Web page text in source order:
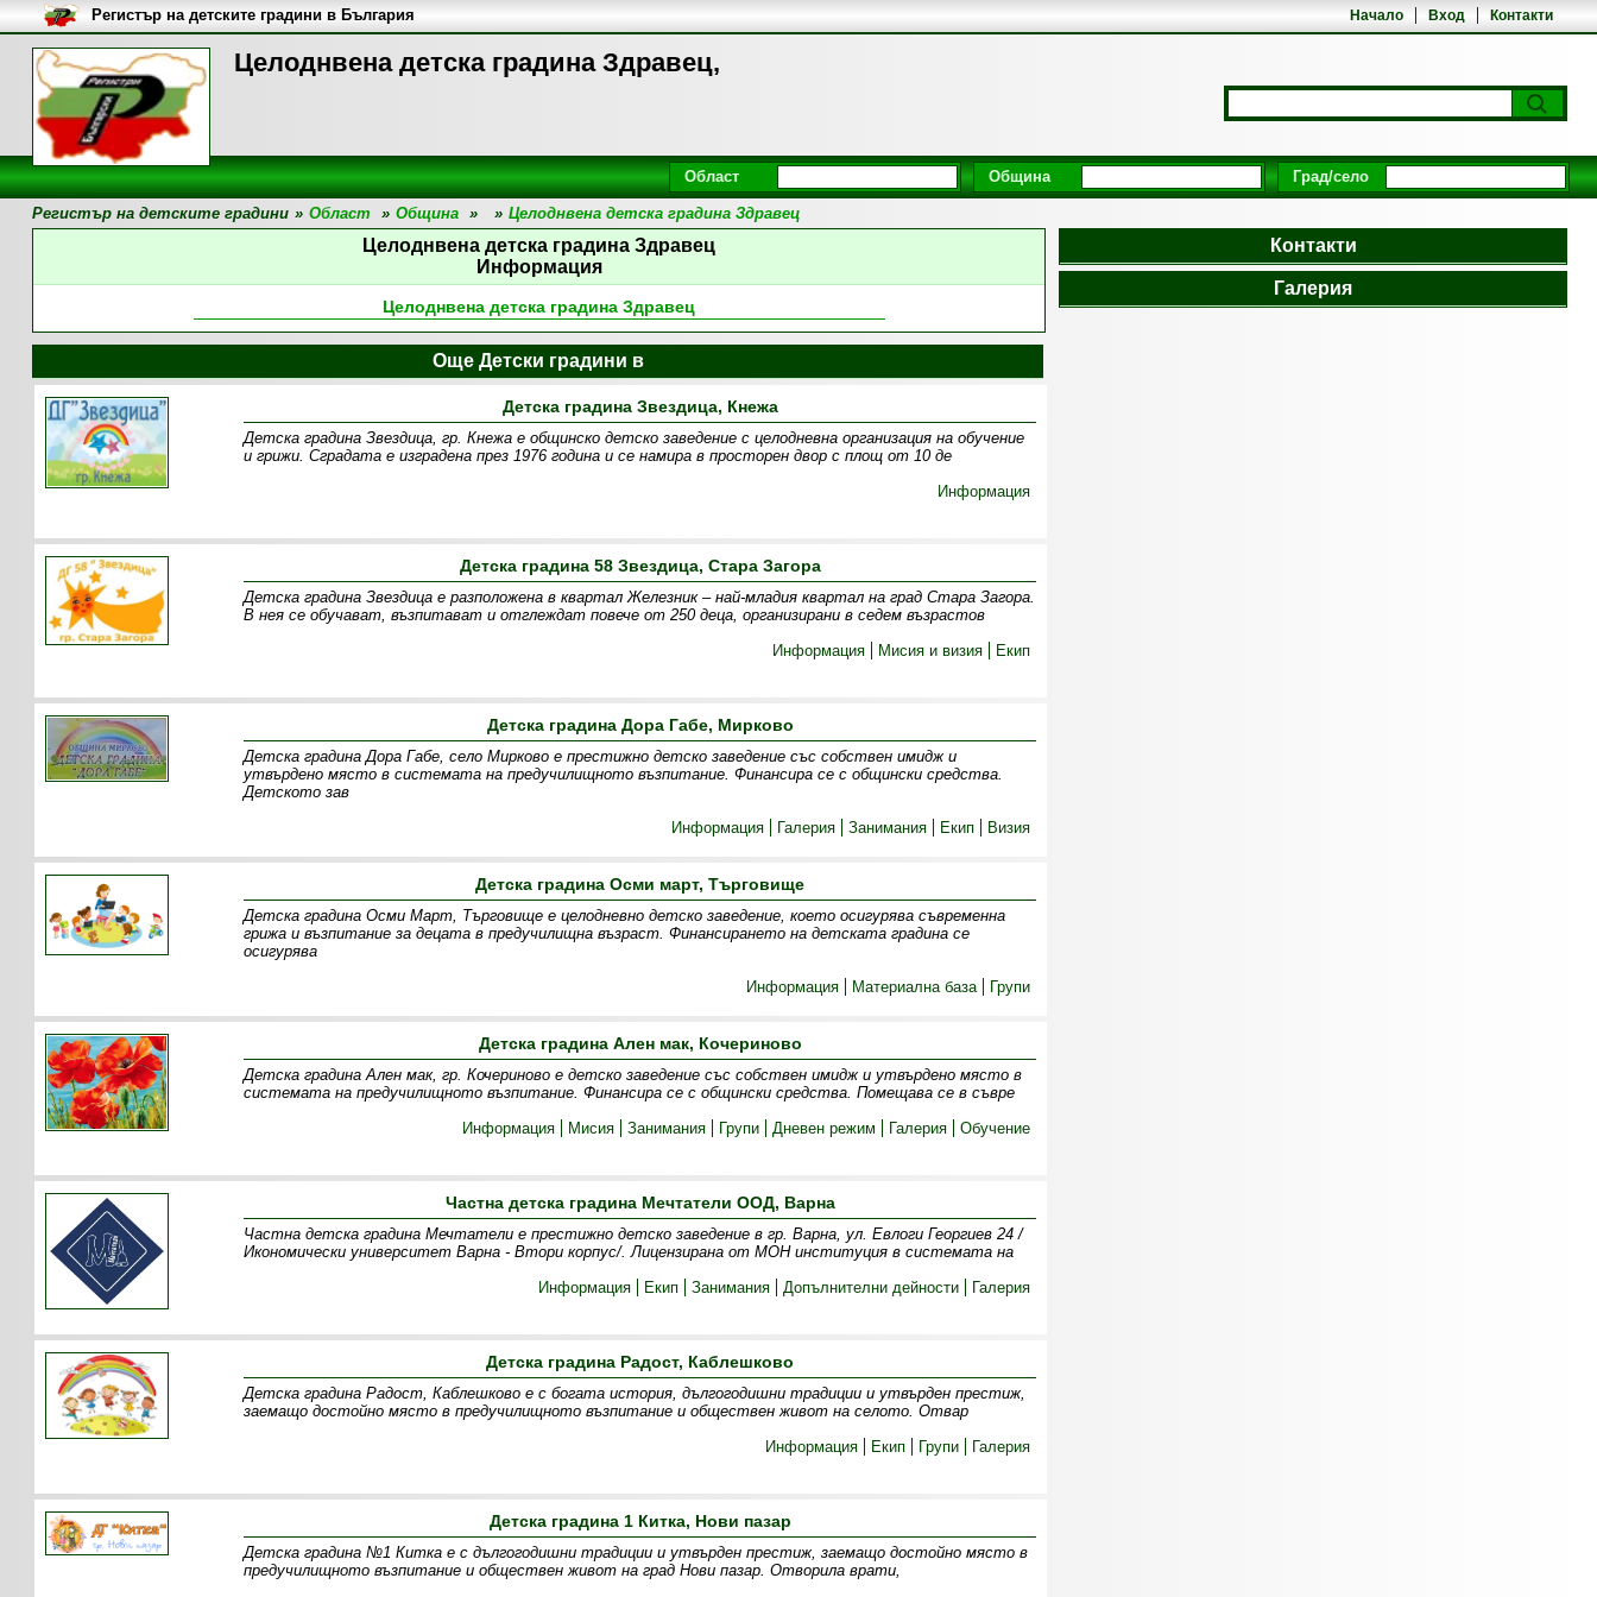
Целоднвена детска градина Здравец,
Начало Вход Контакти
Регистър на детските градини в България
Област Община Град/село
Регистър на детските градини » Област » Община » » Целоднвена детска градина Здравец
Целоднвена детска градина Здравец
Информация
Целоднвена детска градина Здравец
Контакти
Галерия
Още Детски градини в
Детска градина Звездица, Кнежа
Детска градина Звездица, гр. Кнежа е общинско детско заведение с целодневна организация на обучение
и грижи. Сградата е изградена през 1976 година и се намира в просторен двор с площ от 10 де
Информация
Детска градина 58 Звездица, Стара Загора
Детска градина Звездица е разположена в квартал Железник – най-младия квартал на град Стара Загора.
В нея се обучават, възпитават и отглеждат повече от 250 деца, организирани в седем възрастов
Информация
Мисия и визия Екип
Детска градина Дора Габе, Мирково
Детска градина Дора Габе, село Мирково е престижно детско заведение със собствен имидж и
утвърдено място в системата на предучилищното възпитание. Финансира се с общински средства.
Детското зав
Информация
Галерия Занимания Екип Визия
Детска градина Осми март, Търговище
Детска градина Осми Март, Търговище е целодневно детско заведение, което осигурява съвременна
грижа и възпитание за децата в предучилищна възраст. Финансирането на детската градина се
осигурява
Информация
Материална база Групи
Детска градина Ален мак, Кочериново
Детска градина Ален мак, гр. Кочериново е детско заведение със собствен имидж и утвърдено място в
системата на предучилищното възпитание. Финансира се с общински средства. Помещава се в съвре
Информация
Мисия Занимания Групи Дневен режим Галерия Обучение
Частна детска градина Мечтатели ООД, Варна
Частна детска градина Мечтатели е престижно детско заведение в гр. Варна, ул. Евлоги Георгиев 24 /
Икономически университет Варна - Втори корпус/. Лицензирана от МОН институция в системата на
Информация
Екип Занимания Допълнителни дейности Галерия
Детска градина Радост, Каблешково
Детска градина Радост, Каблешково е с богата история, дългогодишни традиции и утвърден престиж,
заемащо достойно място в предучилищното възпитание и обществен живот на селото. Отвар
Информация
Екип Групи Галерия
Детска градина 1 Китка, Нови пазар
Детска градина №1 Китка е с дългогодишни традиции и утвърден престиж, заемащо достойно място в
предучилищното възпитание и обществен живот на град Нови пазар. Отворила врати,